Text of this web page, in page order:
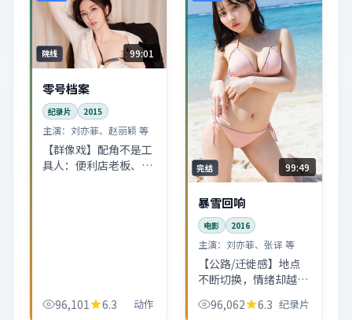
院线 99:01
零号档案
纪录片 2015
主演： 刘亦菲、赵丽颖 等
【群像戏】配角不是工
具人：便利店老板、夜
96,101 6.3 动作
完结 99:49
暴雪回响
电影 2016
主演： 刘亦菲、张译 等
【公路/迁徙感】地点
不断切换，情绪却越来
越收。纪录片场面服务
于「离开与返回」的主
96,062 6.3 纪录片